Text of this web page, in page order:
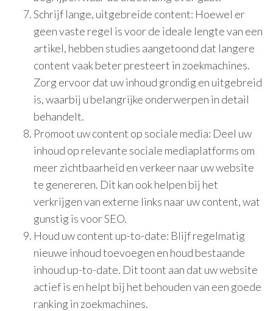
Schrijf lange, uitgebreide content: Hoewel er
geen vaste regel is voor de ideale lengte van een
artikel, hebben studies aangetoond dat langere
content vaak beter presteert in zoekmachines.
Zorg ervoor dat uw inhoud grondig en uitgebreid
is, waarbij u belangrijke onderwerpen in detail
behandelt.
Promoot uw content op sociale media: Deel uw
inhoud op relevante sociale mediaplatforms om
meer zichtbaarheid en verkeer naar uw website
te genereren. Dit kan ook helpen bij het
verkrijgen van externe links naar uw content, wat
gunstig is voor SEO.
Houd uw content up-to-date: Blijf regelmatig
nieuwe inhoud toevoegen en houd bestaande
inhoud up-to-date. Dit toont aan dat uw website
actief is en helpt bij het behouden van een goede
ranking in zoekmachines.